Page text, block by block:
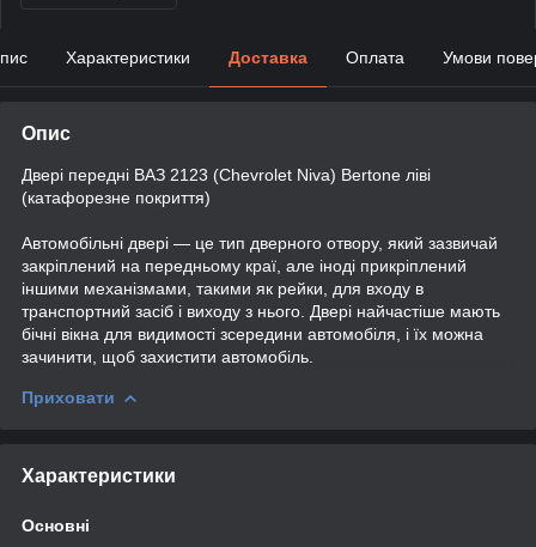
Характеристики Доставка Оплата Умови
Опис
Двері передні ВАЗ 2123 (Chevrolet Niva) Bertone ліві
(катафорезне покриття)
Автомобільні двері — це тип дверного отвору, який зазвичай
закріплений на передньому краї, але іноді прикріплений
іншими механізмами, такими як рейки, для входу в
транспортний засіб і виходу з нього. Двері найчастіше мають
бічні вікна для видимості зсередини автомобіля, і їх можна
зачинити, щоб захистити автомобіль.
Приховати
Характеристики
Основні